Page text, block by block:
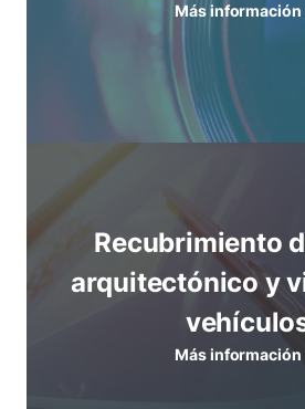
Más información
Recubrimiento
arquitectónico y
Más información